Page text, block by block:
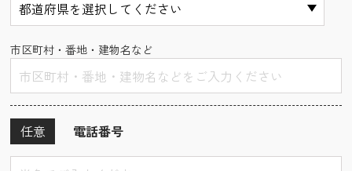
市区町村・番地・建物名など
電話番号
任意